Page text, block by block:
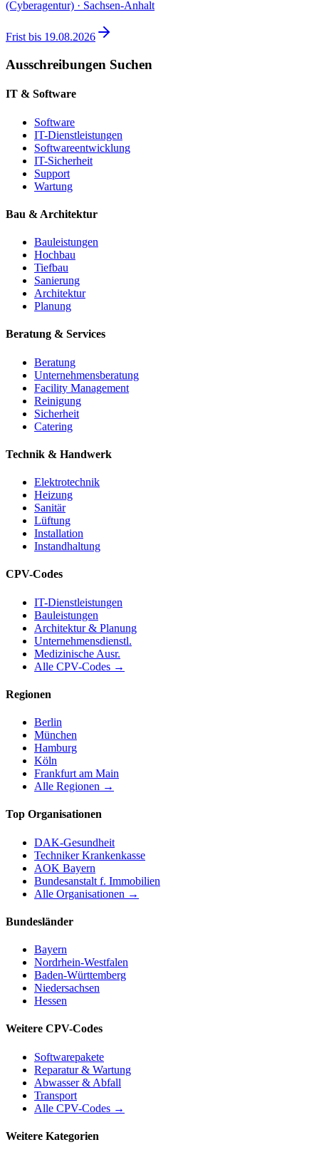
(Cyberagentur) · Sachsen-Anhalt
Frist bis 19.08.2026
Ausschreibungen Suchen
IT & Software
Software
IT-Dienstleistungen
Softwareentwicklung
IT-Sicherheit
Support
Wartung
Bau & Architektur
Bauleistungen
Hochbau
Tiefbau
Sanierung
Architektur
Planung
Beratung & Services
Beratung
Unternehmensberatung
Facility Management
Reinigung
Sicherheit
Catering
Technik & Handwerk
Elektrotechnik
Heizung
Sanitär
Lüftung
Installation
Instandhaltung
CPV-Codes
IT-Dienstleistungen
Bauleistungen
Architektur & Planung
Unternehmensdienstl.
Medizinische Ausr.
Alle CPV-Codes →
Regionen
Berlin
München
Hamburg
Köln
Frankfurt am Main
Alle Regionen →
Top Organisationen
DAK-Gesundheit
Techniker Krankenkasse
AOK Bayern
Bundesanstalt f. Immobilien
Alle Organisationen →
Bundesländer
Bayern
Nordrhein-Westfalen
Baden-Württemberg
Niedersachsen
Hessen
Weitere CPV-Codes
Softwarepakete
Reparatur & Wartung
Abwasser & Abfall
Transport
Alle CPV-Codes →
Weitere Kategorien